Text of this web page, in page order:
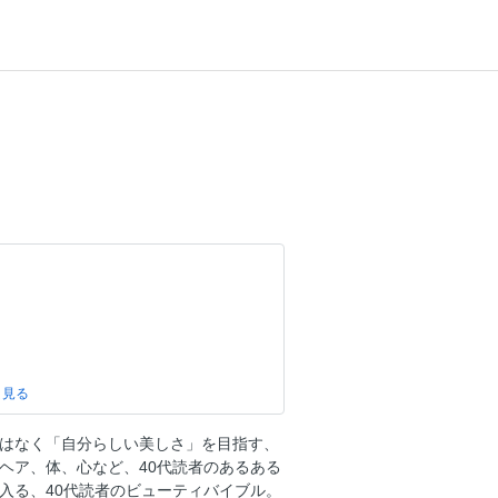
ド
UV危機管理
なく「自分らしい美しさ」を目指す、
ア、体、心など、40代読者のあるある
る、40代読者のビューティバイブル。